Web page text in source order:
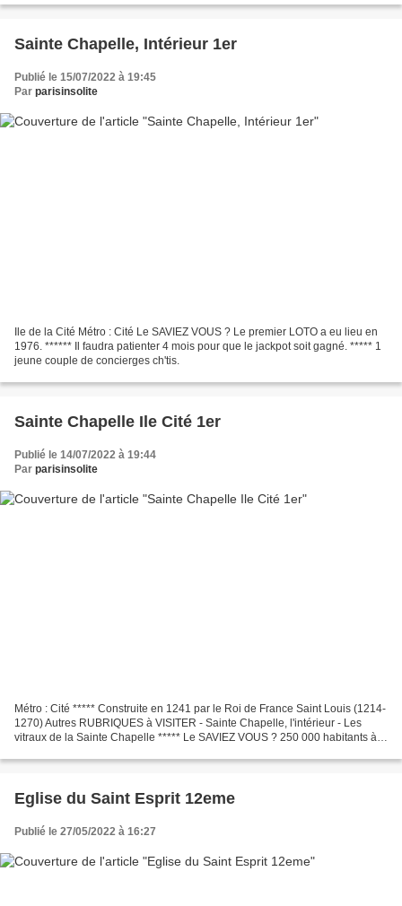
Sainte Chapelle, Intérieur 1er
Publié le 15/07/2022 à 19:45
Par parisinsolite
Ile de la Cité Métro : Cité Le SAVIEZ VOUS ? Le premier LOTO a eu lieu en
1976. ****** Il faudra patienter 4 mois pour que le jackpot soit gagné. ***** 1
jeune couple de concierges ch'tis.
Sainte Chapelle Ile Cité 1er
Publié le 14/07/2022 à 19:44
Par parisinsolite
Métro : Cité ***** Construite en 1241 par le Roi de France Saint Louis (1214-
1270) Autres RUBRIQUES à VISITER - Sainte Chapelle, l'intérieur - Les
vitraux de la Sainte Chapelle ***** Le SAVIEZ VOUS ? 250 000 habitants à
Eglise du Saint Esprit 12eme
Publié le 27/05/2022 à 16:27